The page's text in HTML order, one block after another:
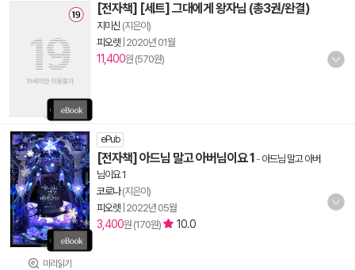
[전자책] [세트] 그대에게 왕자님 (총3권/완결)
지미신 (지은이)
피오렛 2020년 01월
11,400원 (570원)
미리읽기
ePub
[전자책] 아드님 말고 아버님이요 1 - 아드님 말고 아버
님이요 1
코로나(지은이)
피오렛 2022년 05월
3,400원 (170원) 10.0